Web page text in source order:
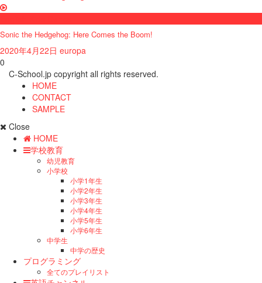
Sonic the Hedgehog: Here Comes the Boom!
2020年4月22日 europa
0
C-School.jp copyright all rights reserved.
HOME
CONTACT
SAMPLE
Close
HOME
学校教育
幼児教育
小学校
小学1年生
小学2年生
小学3年生
小学4年生
小学5年生
小学6年生
中学生
中学の歴史
プログラミング
全てのプレイリスト